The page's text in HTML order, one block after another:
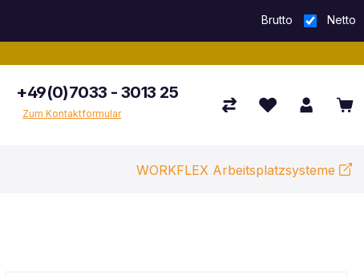
Brutto Netto
+49(0)7033 - 3013 25
Zum Kontaktformular
WORKFLEX Arbeitsplatzsysteme